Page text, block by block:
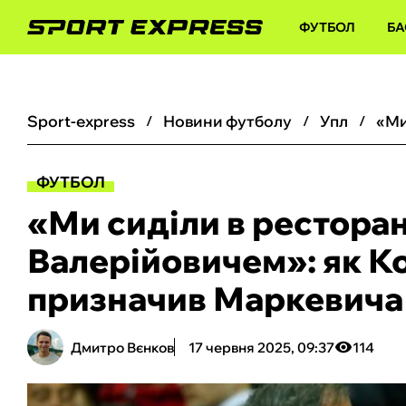
ФУТБОЛ
sport-express новини футболу упл
ФУТБОЛ
«Ми сиділи в
Валерійовичем»: як
призначив
Дмитро Вєнков 17 червня 2025, 09:37 114